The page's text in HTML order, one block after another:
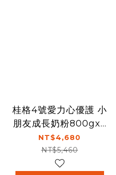
桂格4號愛力心優護 小
朋友成長奶粉800gx7
罐
NT$4,680
NT$5,460